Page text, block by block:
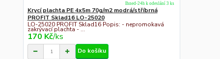
Krycí plachta PE 4x5m 70g/m2 modrá/stříbrná
PROFIT Sklad16 LO-25020
LO-25020 PROFIT Sklad16 Popis: - nepromokavá
zakrývací plachta - ...
170 Kč/ks
Ihned-24h k odeslání 3 ks
Do košíku